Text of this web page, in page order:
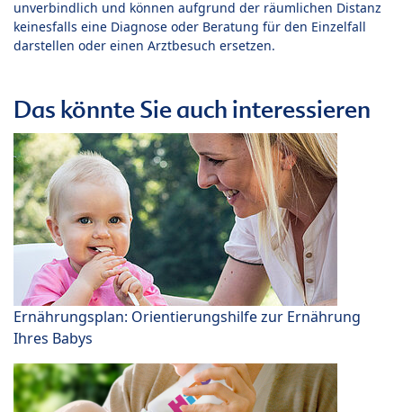
unverbindlich und können aufgrund der räumlichen Distanz
keinesfalls eine Diagnose oder Beratung für den Einzelfall
darstellen oder einen Arztbesuch ersetzen.
Das könnte Sie auch interessieren
Ernährungsplan: Orientierungshilfe zur Ernährung
Ihres Babys